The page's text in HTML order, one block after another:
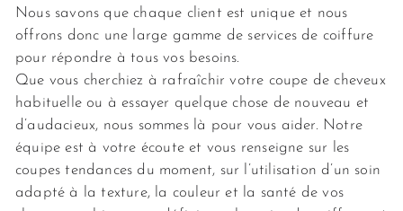
Nous savons que chaque client est unique et nous
offrons donc une large gamme de services de coiffure
pour répondre à tous vos besoins.
Que vous cherchiez à rafraîchir votre coupe de cheveux
habituelle ou à essayer quelque chose de nouveau et
d’audacieux, nous sommes là pour vous aider. Notre
équipe est à votre écoute et vous renseigne sur les
coupes tendances du moment, sur l’utilisation d’un soin
adapté à la texture, la couleur et la santé de vos